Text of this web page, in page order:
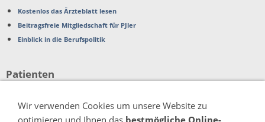
Kostenlos das Ärzteblatt lesen
Beitragsfreie Mitgliedschaft für PJler
Einblick in die Berufspolitik
Patienten
Patientenverfügung
Wir verwenden Cookies um unsere Website zu
optimieren und Ihnen das bestmögliche Online-